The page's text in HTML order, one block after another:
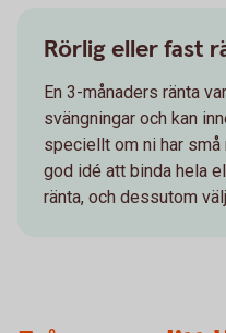
Rörlig eller fast
En 3-månaders ränta
svängningar och kan
speciellt om ni har små
god idé att binda hela
ränta, och dessutom